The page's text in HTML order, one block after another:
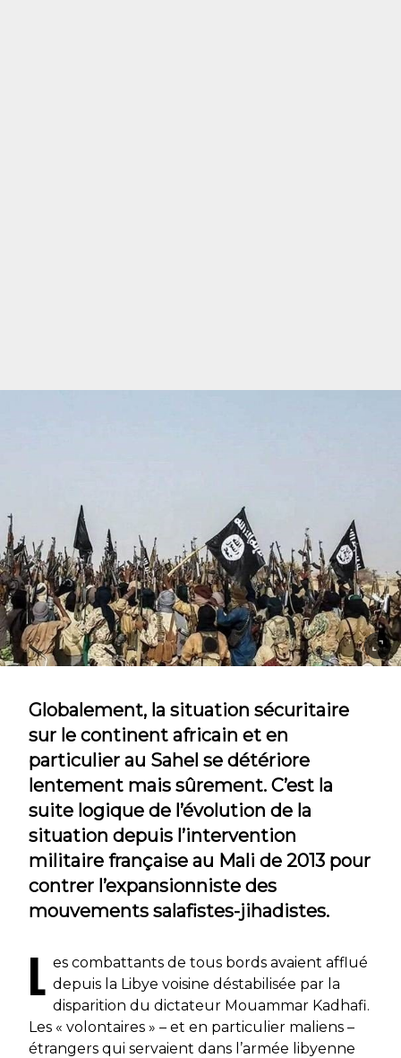
Globalement, la situation sécuritaire
sur le continent africain et en
particulier au Sahel se détériore
lentement mais sûrement. C’est la
suite logique de l’évolution de la
situation depuis l’intervention
militaire française au Mali de 2013 pour
contrer l’expansionniste des
mouvements salafistes-jihadistes.
L es combattants de tous bords avaient afflué
depuis la Libye voisine déstabilisée par la
disparition du dictateur Mouammar Kadhafi.
Les « volontaires » – et en particulier maliens –
étrangers qui servaient dans l’armée libyenne